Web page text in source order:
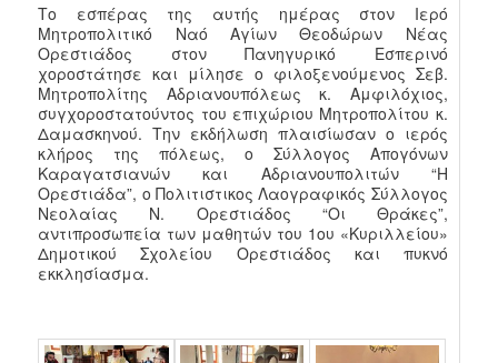
Το εσπέρας της αυτής ημέρας στον Ιερό
Μητροπολιτικό Ναό Αγίων Θεοδώρων Νέας
Ορεστιάδος στον Πανηγυρικό Εσπερινό
χοροστάτησε και μίλησε ο φιλοξενούμενος Σεβ.
Μητροπολίτης Αδριανουπόλεως κ. Αμφιλόχιος,
συγχοροστατούντος του επιχώριου Μητροπολίτου κ.
Δαμασκηνού. Την εκδήλωση πλαισίωσαν ο ιερός
κλήρος της πόλεως, ο Σύλλογος Απογόνων
Καραγατσιανών και Αδριανουπολιτών “Η
Ορεστιάδα”, ο Πολιτιστικος Λαογραφικός Σύλλογος
Νεολαίας Ν. Ορεστιάδος “Οι Θράκες”,
αντιπροσωπεία των μαθητών του 1ου «Κυριλλείου»
Δημοτικού Σχολείου Ορεστιάδος και πυκνό
εκκλησίασμα.